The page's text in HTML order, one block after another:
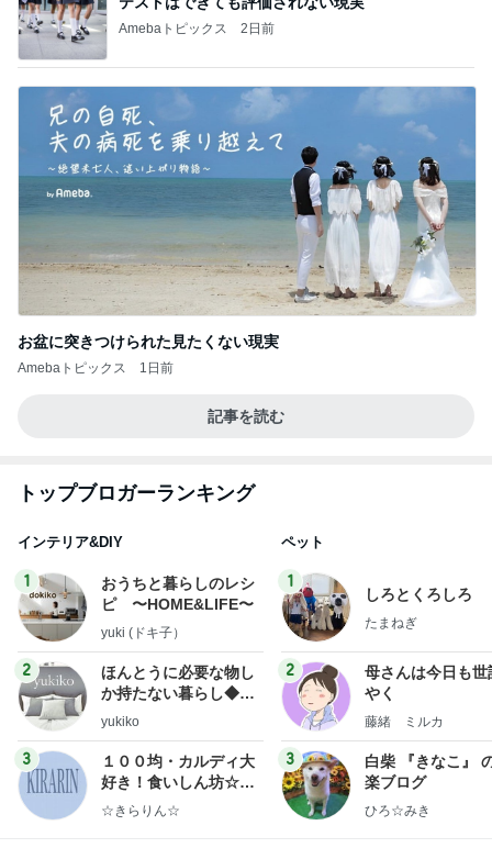
Amebaトピックス 2日前
お盆に突きつけられた見たくない現実
Amebaトピックス 1日前
記事を読む
トップブロガーランキング
インテリア&DIY
1
おうちと暮らしのレシ
ピ 〜HOME&LIFE〜
yuki (ドキ子）
2
ほんとうに必要な物し
か持たない暮らし◆Ke
ep Life Simple◆〜イ
yukiko
3
１００均・カルディ大
好き！食いしん坊☆き
らりん☆のブログ
☆きらりん☆
ペット
1
しろとくろしろ
たまねぎ
2
母さんは今日も世
やく
藤緒 ミルカ
3
白柴 『きなこ』
楽ブログ
ひろ☆みき